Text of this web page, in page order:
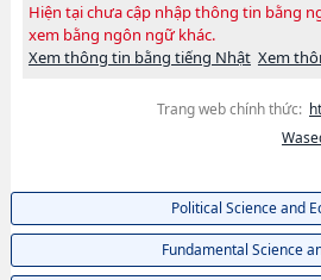
Hiện tại chưa cập nhập thông tin bằng
xem bằng ngôn ngữ khác.
Xem thông tin bằng tiếng Nhật Xem
Trang web chính thức:
Political Science and
Fundamental Science